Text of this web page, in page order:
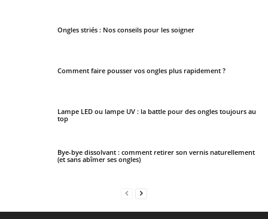
Ongles striés : Nos conseils pour les soigner
Comment faire pousser vos ongles plus rapidement ?
Lampe LED ou lampe UV : la battle pour des ongles toujours au
top
Bye-bye dissolvant : comment retirer son vernis naturellement
(et sans abîmer ses ongles)